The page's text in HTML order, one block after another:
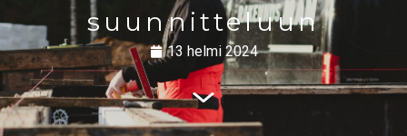
suunnitteluun
13 helmi 2024